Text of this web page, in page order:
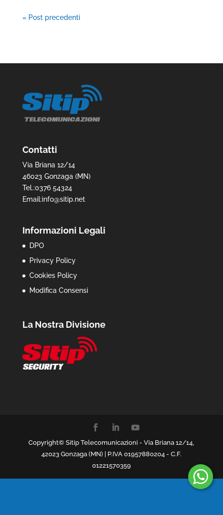
« Post precedenti
Contatti
Via Briana 12/14
46023 Gonzaga (MN)
Tel.:0376 54324
Email:info@sitip.net
Informazioni Legali
DPO
Privacy Policy
Cookies Policy
Modifica Consensi
La Nostra Divisione
Copyright© Sitip Telecomunicazioni - Via Briana 12/14,
42023 Gonzaga (MN) | P.IVA 01957880204 - C.F.
01221570359